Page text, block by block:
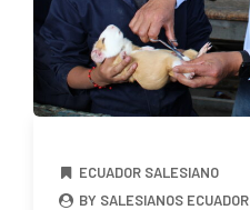
ECUADOR SALESIANO
BY SALESIANOS ECUADOR